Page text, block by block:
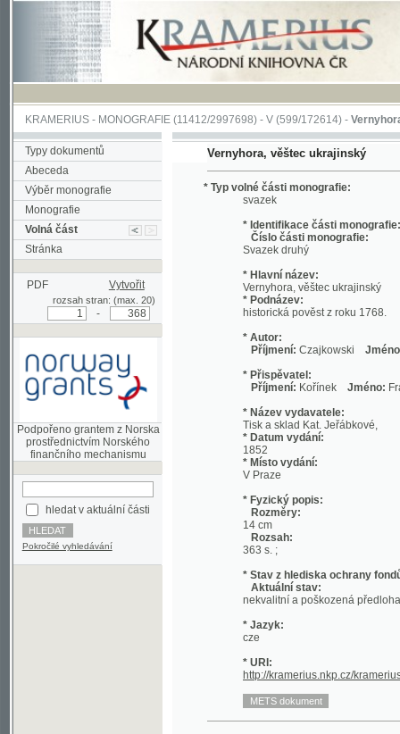
KRAMERIUS-MONOGRAFIE(11412/2997698) -V (599/172614)-Vernyhora,
Typy dokumentů
Abeceda
Výběr monografie
Monografie
Volná část
Stránka
PDF Vytvořit
rozsah stran: (max. 20)
Podpořeno grantem z Norska
prostřednictvím Norského
finančního mechanismu
hledat v aktuální části
Pokročilé vyhledávání
Vernyhora, věštec ukrajinský
* Typ volné části monografie:
svazek
* Identifikace části monografie:
Svazek druhý
* Hlavní název:
* Podnázev:
historická pověst z roku 1768.
* Autor:
Příjmení:CzajkowskiJméno: Michał
* Přispěvatel:
Příjmení:KořínekJméno:František,
* Název vydavatele:
Tisk a sklad Kat. Jeřábkové,
1852
* Místo vydání:
V Praze
* Fyzický popis:
Rozměry:
14 cm
363 s. ;
* Stav z hlediska ochrany fondů:
Aktuální stav:
nekvalitní a poškozená předloha;
* Jazyk:
* URI:
[1] (titulní strana) [2] (prázdná strana) [3]
33 34 35 36 37 38 [39] 40 41 42 43
71 72 73 74 75 76 77
107 108 109 110 111
134 135 136 137 138 [139] 140 141